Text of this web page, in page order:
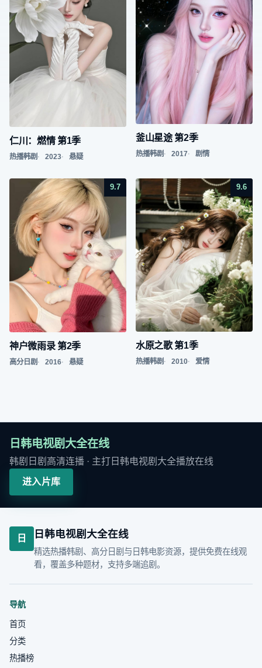
仁川：燃情 第1季
热播韩剧 2023 悬疑
釜山星途 第2季
热播韩剧 2017 剧情
9.7
神户微雨录 第2季
高分日剧 2016 悬疑
9.6
水原之歌 第1季
热播韩剧 2010 爱情
日韩电视剧大全在线
韩剧日剧高清连播 · 主打 日韩电视剧大全播放在线
进入片库
日 日韩电视剧大全在线
精选热播韩剧、高分日剧与日韩电影资源，提供免费在线观
看，覆盖多种题材，支持多端追剧。
导航
首页
分类
热播榜